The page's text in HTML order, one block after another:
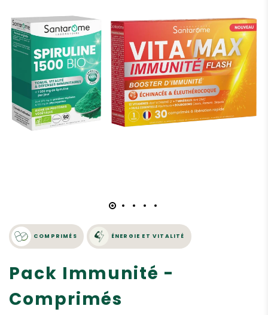
COMPRIMÉS ÉNERGIE ET VITALITÉ
Pack Immunité -
Comprimés